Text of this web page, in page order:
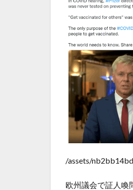
/assets/
欧州議会で証人喚